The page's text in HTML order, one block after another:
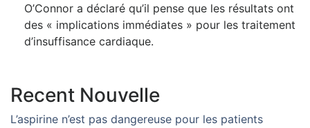
O’Connor a déclaré qu’il pense que les résultats ont
des « implications immédiates » pour les traitement
d’insuffisance cardiaque.
Recent Nouvelle
L’aspirine n’est pas dangereuse pour les patients